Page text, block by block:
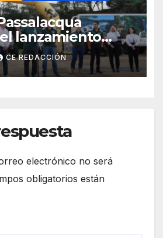
lanzamiento
19° Jeep Fest y
la experiencia en
CE REDACCIÓN
electrónico no será
obligatorios están